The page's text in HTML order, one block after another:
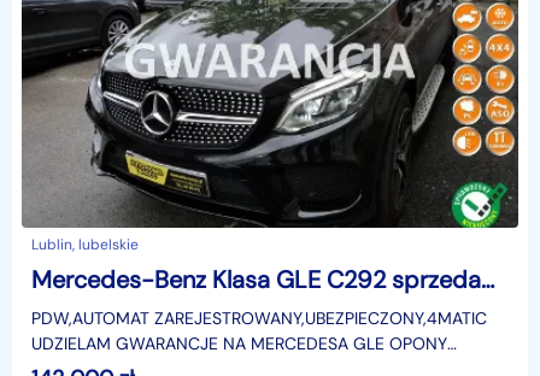
Lublin, lubelskie
Mercedes-Benz Klasa GLE C292 sprzedam ładnego MERCEDESA GLE 350 CDI 3.0 CDI 259KM 4MATIC
PDW,AUTOMAT ZAREJESTROWANY,UBEZPIECZONY,4MATIC
UDZIELAM GWARANCJE NA MERCEDESA GLE OPONY
NOWEidentyfikator: AKL18JH1Z